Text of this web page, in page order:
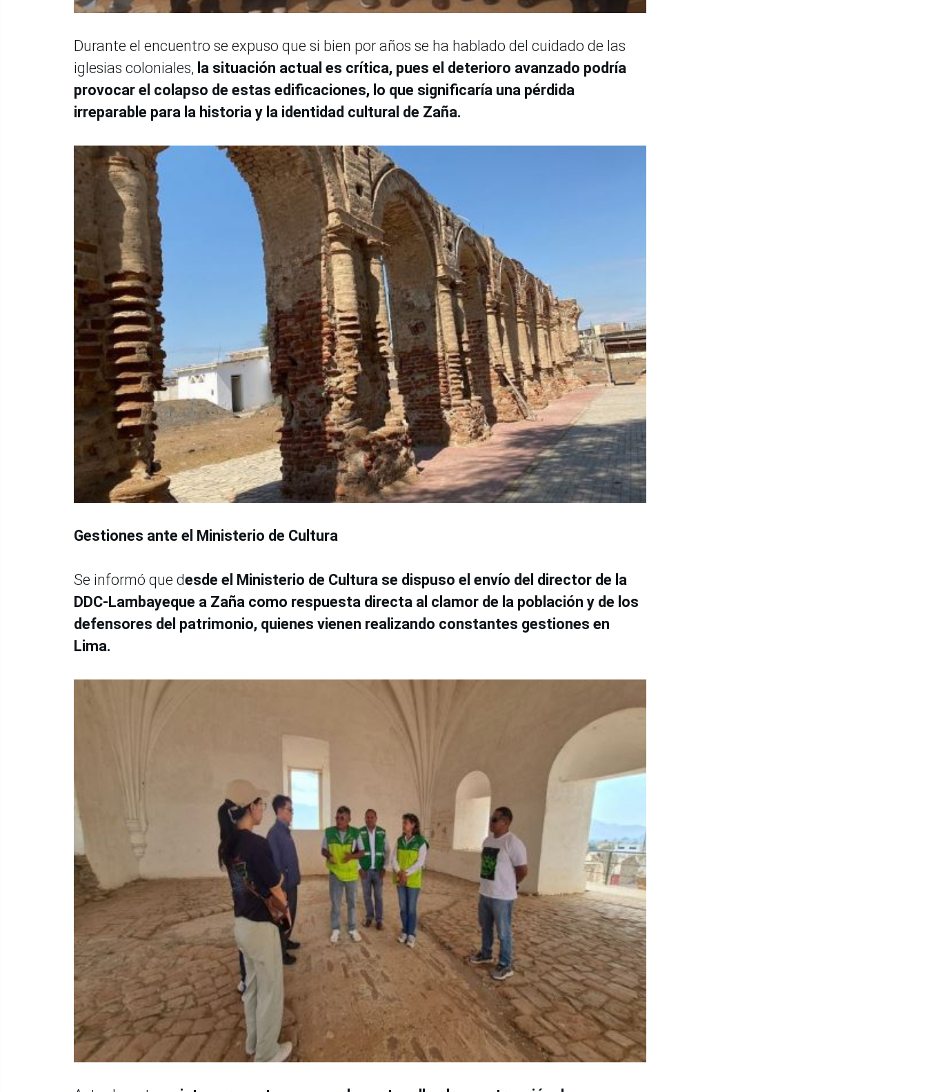
Durante el encuentro se expuso que si bien por años se ha hablado del cuidado de las
iglesias coloniales, la situación actual es crítica, pues el deterioro avanzado podría
provocar el colapso de estas edificaciones, lo que significaría una pérdida
irreparable para la historia y la identidad cultural de Zaña.
Gestiones ante el Ministerio de Cultura
Se informó que desde el Ministerio de Cultura se dispuso el envío del director de la
DDC-Lambayeque a Zaña como respuesta directa al clamor de la población y de los
defensores del patrimonio, quienes vienen realizando constantes gestiones en
Lima.